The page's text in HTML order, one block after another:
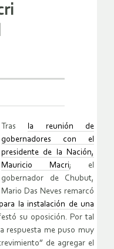
Tras la reunión de
gobernadores con el
presidente de la Nación,
Mauricio Macri; el
gobernador de Chubut,
Mario Das Neves remarcó
la instalación de una
su oposición. Por tal
respuesta me puso muy
de agregar el